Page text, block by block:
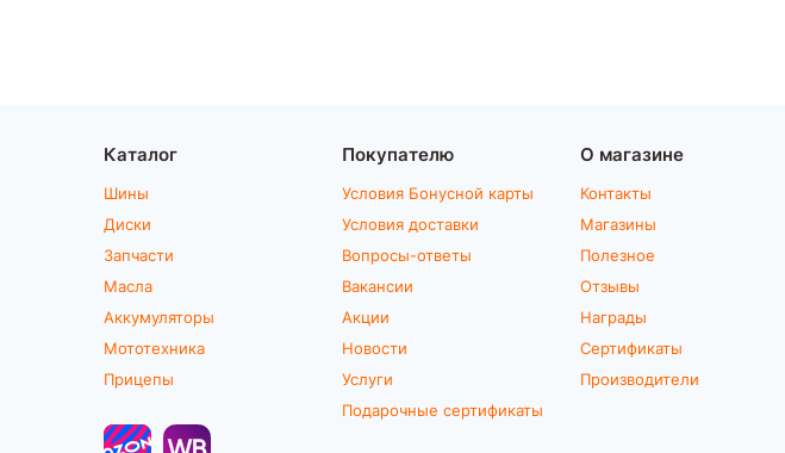
Каталог
Шины
Диски
Запчасти
Масла
Аккумуляторы
Мототехника
Прицепы
Покупателю
Условия Бонусной карты
Условия доставки
Вопросы-ответы
Вакансии
Акции
Новости
Услуги
Подарочные сертификаты
О магазине
Контакты
Магазины
Полезное
Отзывы
Награды
Сертификаты
Производители